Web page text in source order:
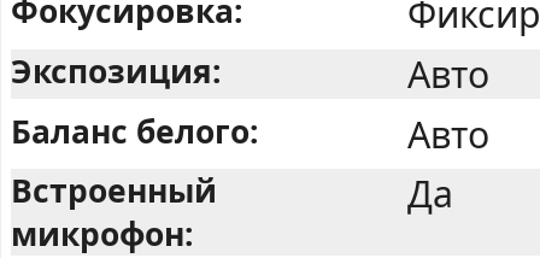
Фокусировка:
Экспозиция: Авто
Баланс белого: Авто
Встроенный
микрофон:
Да